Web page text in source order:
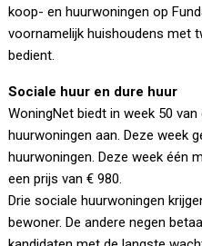
koop- en huurwoningen op
voornamelijk huishoudens met
bedient.
Sociale huur en dure huur
WoningNet biedt in week 50
huurwoningen aan. Deze week
huurwoningen. Deze week één
een prijs van € 980.
Drie sociale huurwoningen
bewoner. De andere negen